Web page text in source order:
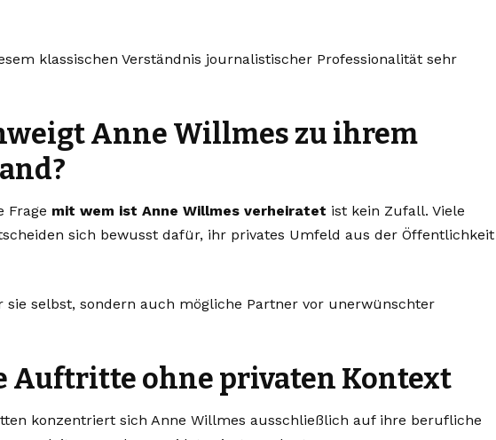
klassischen Verständnis journalistischer Professionalität sehr
Anne Willmes zu ihrem
Frage mit wem ist Anne Willmes verheiratet ist kein Zufall. Viele
sich bewusst dafür, ihr privates Umfeld aus der Öffentlichkeit
selbst, sondern auch mögliche Partner vor unerwünschter
Auftritte ohne privaten Kontext
konzentriert sich Anne Willmes ausschließlich auf ihre berufliche